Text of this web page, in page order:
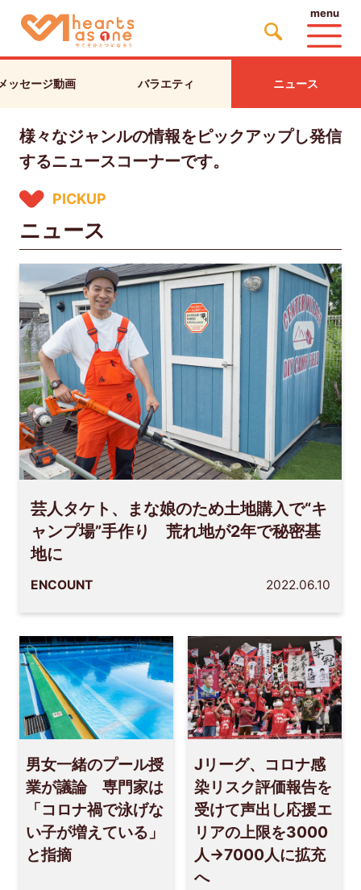
menu
ッセージ動画 バラエティ ニュース
様々なジャンルの情報をピックアップし発信
するニュースコーナーです。
PICKUP
ニュース
芸人タケト、まな娘のため土地購入で“キ
ャンプ場”手作り 荒れ地が2年で秘密基
地に
ENCOUNT 2022.06.10
男女一緒のプール授
業が議論 専門家は
「コロナ禍で泳げな
い子が増えている」
と指摘
Jリーグ、コロナ感
染リスク評価報告を
受けて声出し応援エ
リアの上限を3000
人→7000人に拡充
へ